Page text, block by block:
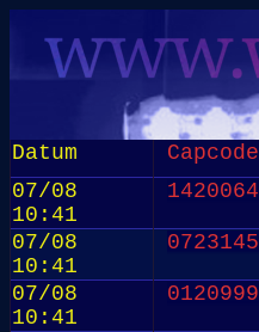
Datum Capcode
07/08
10:41
1420064
07/08
10:41
0723145
07/08
10:41
0120999